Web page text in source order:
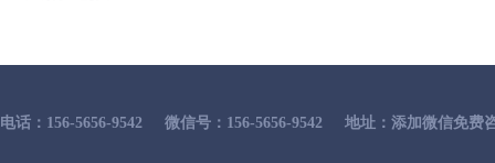
电话：156-5656-9542 微信号：156-5656-9542 地址：添加微信免费